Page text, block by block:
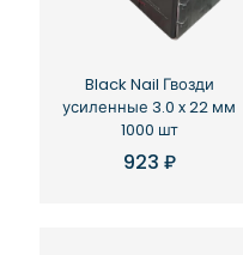
Black Nail Гвозди
усиленные 3.0 x 22 мм
1000 шт
923 ₽